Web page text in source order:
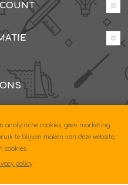
analytische cookies, geen marketing
te blijven maken van deze website,
cookies.
policy